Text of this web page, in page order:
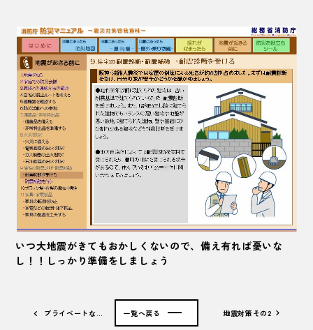
いつ大地震がきてもおかしくないので、備え有れば憂いな
し！！しっかり準備をしましょう
プライベートな… 地震対策その2
一覧へ戻る